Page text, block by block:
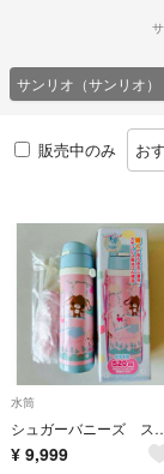
サンリオ（サンリオ）
販売中のみ お
水筒
シュガーバニーズ ステンレスボト
¥ 9,999